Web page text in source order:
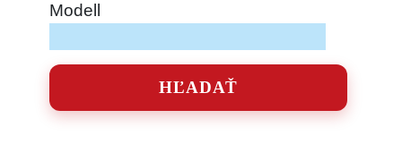
Modell
HĽADAŤ